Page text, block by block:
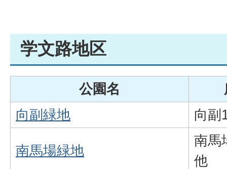
学文路地区
公園名
向副緑地
向副
南馬場緑地
南馬
他